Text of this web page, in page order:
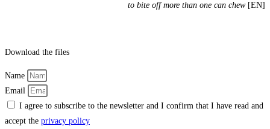
to bite off more than one can chew[EN]
Download the files
Name
Email
I agree to subscribe to the newsletter and I confirm that I have read and
accept the privacy policy